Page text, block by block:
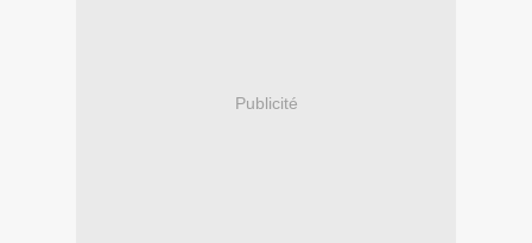
Publicité